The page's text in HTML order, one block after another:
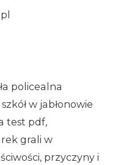
policealna
w jabłonowie
test pdf,
grali w
przyczyny i